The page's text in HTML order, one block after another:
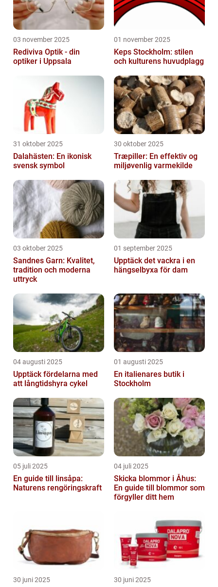
03 november 2025
Rediviva Optik - din
optiker i Uppsala
01 november 2025
Keps Stockholm: stilen
och kulturens huvudplagg
31 oktober 2025
Dalahästen: En ikonisk
svensk symbol
30 oktober 2025
Træpiller: En effektiv og
miljøvenlig varmekilde
03 oktober 2025
Sandnes Garn: Kvalitet,
tradition och moderna
uttryck
01 september 2025
Upptäck det vackra i en
hängselbyxa för dam
04 augusti 2025
Upptäck fördelarna med
att långtidshyra cykel
01 augusti 2025
En italienares butik i
Stockholm
05 juli 2025
En guide till linsåpa:
Naturens rengöringskraft
04 juli 2025
Skicka blommor i Åhus:
En guide till blommor som
förgyller ditt hem
30 juni 2025 30 juni 2025